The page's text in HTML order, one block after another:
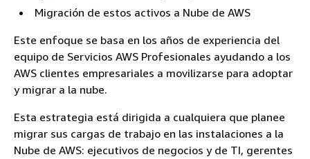
Migración de estos activos a Nube de AWS
Este enfoque se basa en los años de experiencia del
equipo de Servicios AWS Profesionales ayudando a los
AWS clientes empresariales a movilizarse para adoptar
y migrar a la nube.
Esta estrategia está dirigida a cualquiera que planee
migrar sus cargas de trabajo en las instalaciones a la
Nube de AWS: ejecutivos de negocios y de TI, gerentes